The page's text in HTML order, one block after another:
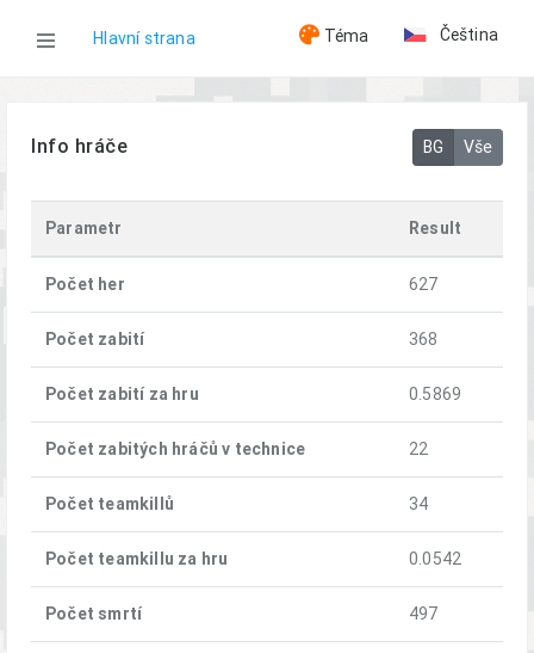
Hlavní strana Téma Čeština
Info hráče BG Vše
Parametr Result
Počet her 627
Počet zabití 368
Počet zabití za hru 0.5869
Počet zabitých hráčů v technice 22
Počet teamkillů 34
Počet teamkillu za hru 0.0542
Počet smrtí 497